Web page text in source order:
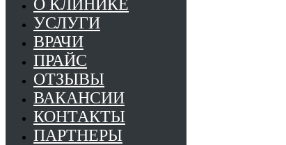
О КЛИНИКЕ
УСЛУГИ
ВРАЧИ
ПРАЙС
ОТЗЫВЫ
ВАКАНСИИ
КОНТАКТЫ
ПАРТНЕРЫ